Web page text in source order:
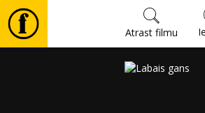
Atrast filmu